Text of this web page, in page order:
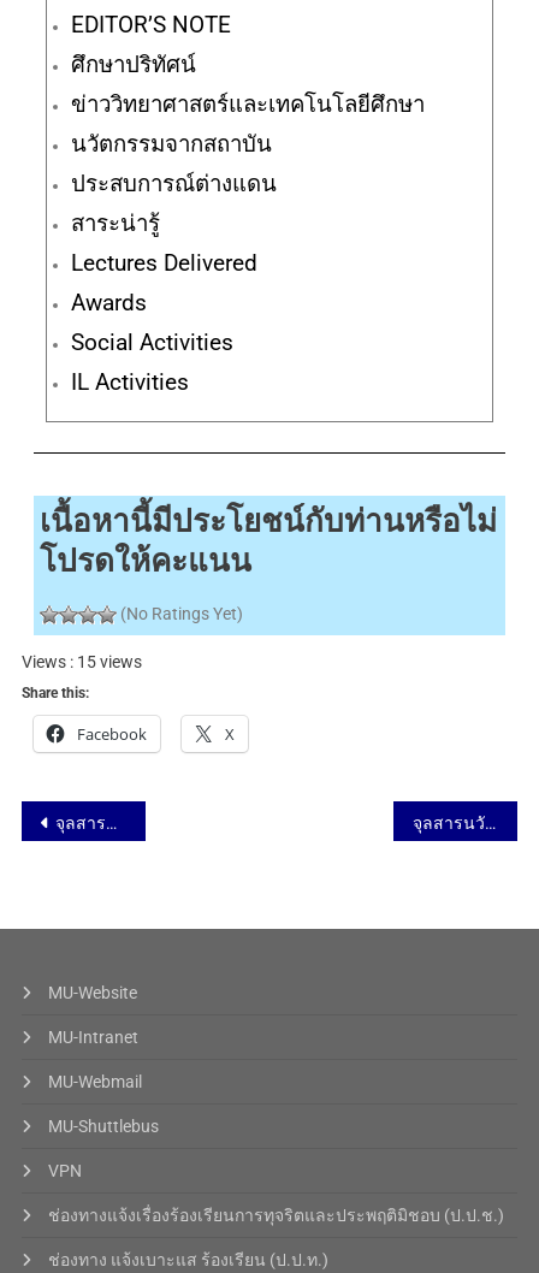
EDITOR’S NOTE
ศึกษาปริทัศน์
ข่าววิทยาศาสตร์และเทคโนโลยีศึกษา
นวัตกรรมจากสถาบัน
ประสบการณ์ต่างแดน
สาระน่ารู้
Lectures Delivered
Awards
Social Activities
IL Activities
เนื้อหานี้มีประโยชน์กับท่านหรือไม่
โปรดให้คะแนน
(No Ratings Yet)
Views : 15 views
Share this:
Facebook X
จุลสารนวัตกรรม ฉบับที่ 57 – Lectures Delivered จุลสารนวัตกรรม ฉบับที่ 57 – Social Activities
MU-Website
MU-Intranet
MU-Webmail
MU-Shuttlebus
VPN
ช่องทางแจ้งเรื่องร้องเรียนการทุจริตและประพฤติมิชอบ (ป.ป.ช.)
ช่องทาง แจ้งเบาะแส ร้องเรียน (ป.ป.ท.)